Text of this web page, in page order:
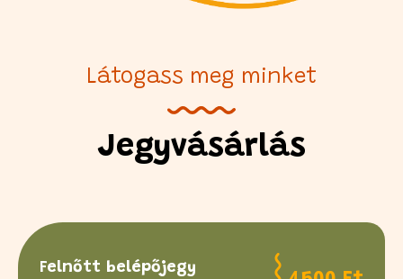
Látogass meg minket
Jegyvásárlás
Felnőtt belépőjegy